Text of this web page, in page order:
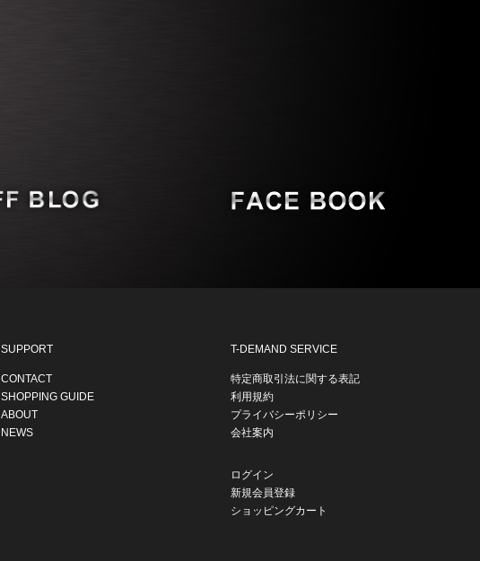
SUPPORT
CONTACT
SHOPPING GUIDE
ABOUT
NEWS
T-DEMAND SERVICE
特定商取引法に関する表記
利用規約
プライバシーポリシー
会社案内
ログイン
新規会員登録
ショッピングカート